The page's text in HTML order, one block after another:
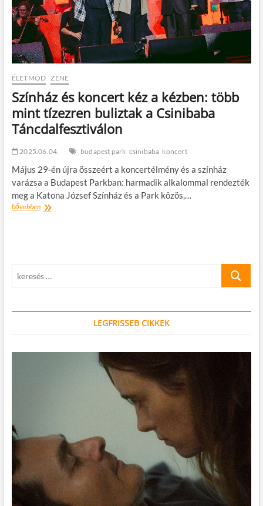
ÉLETMÓD ZENE
Színház és koncert kéz a kézben: több
mint tízezren buliztak a Csinibaba
Táncdalfesztiválon
2025.06.04. budapest park csinibaba koncert
Május 29-én újra összeért a koncertélmény és a színház
varázsa a Budapest Parkban: harmadik alkalommal rendezték
meg a Katona József Színház és a Park közös,…
bővebbenSzínház
mint
a
Táncdalfesztiválon
keresés
LEGFRISSEB CIKKEK